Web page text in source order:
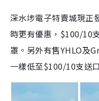
深水埗電子特賣城現
時更有優惠，$100/10
罩。另外有售YHLO及
一樣低至$100/10支送